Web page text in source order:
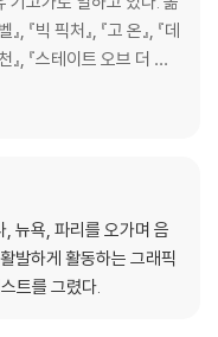
『빅 픽처』, 『고 온』, 『데
』, 『스테이트 오브 더 유
, 『파리5구의 여인』, 『모
고양이』, 『마술사 카터,
뉴욕, 파리를 오가며 음
발하게 활동하는 그래픽
트를 그렸다.